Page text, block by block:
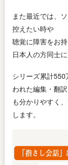
また最近では、
控えたい時や
聴覚に障害をお
日本人の方同士
シリーズ累計
われた編集・翻
も分かりやすく
します。